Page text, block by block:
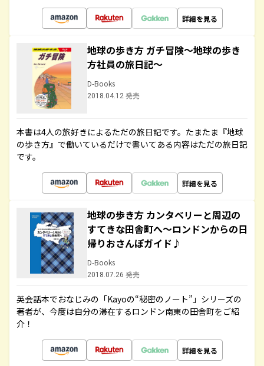
詳細を見る
地球の歩き方 ガチ冒険～地球の歩き
方社員の旅日記～
D-Books
2018.04.12 発売
本書は4人の旅好きによるただの旅日記です。たまたま『地球
の歩き方』で働いているだけで書いてある内容はただの旅日記
です。
詳細を見る
地球の歩き方 カンタベリーと周辺の
すてきな田舎町へ～ロンドンからの日
帰りおさんぽガイド♪
D-Books
2018.07.26 発売
英会話本でおなじみの「Kayoの“秘密のノート”」シリーズの
著者が、今度は自分の滞在するロンドン南東の田舎町をご紹
介！
詳細を見る